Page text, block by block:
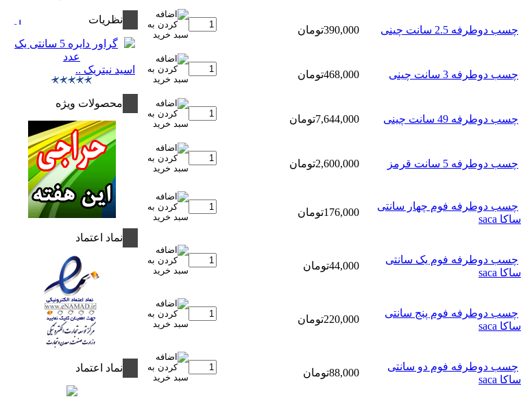
چسب دوطرفه 2.5 سانت چینی
چسب دوطرفه 3 سانت چینی
چسب دوطرفه 49 سانت چینی
چسب دوطرفه 5 سانت قرمز
چسب دوطرفه فوم چهار سانتی
ساکا saca
چسب دوطرفه فوم یک سانتی
ساکا saca
چسب دوطرفه فوم پنج سانتی
ساکا saca
چسب دوطرفه فوم دو سانتی
ساکا saca
نظريات
اسید نیتریک ..
محصولات ویژه
نماد اعتماد
نماد اعتماد